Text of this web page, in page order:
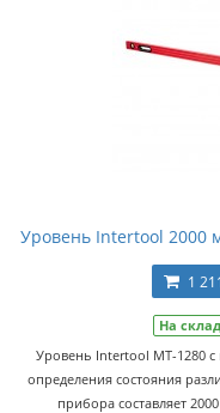
Уровень Intertool 2000
1
На
Уровень Intertool MT-1280 с
определения состояния
прибора составляет